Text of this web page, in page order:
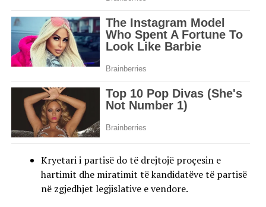
Kryetari i partisë do të drejtojë proçesin e
hartimit dhe miratimit të kandidatëve të partisë
në zgjedhjet legjislative e vendore.